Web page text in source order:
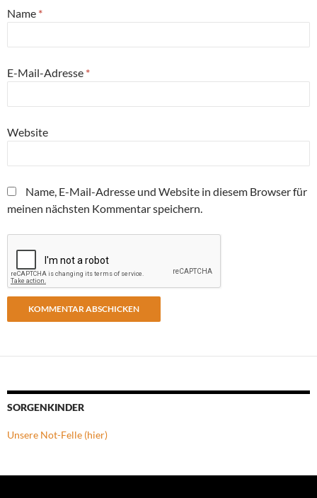
Name *
E-Mail-Adresse *
Website
Name, E-Mail-Adresse und Website in diesem Browser für
meinen nächsten Kommentar speichern.
SORGENKINDER
Unsere Not-Felle (hier)